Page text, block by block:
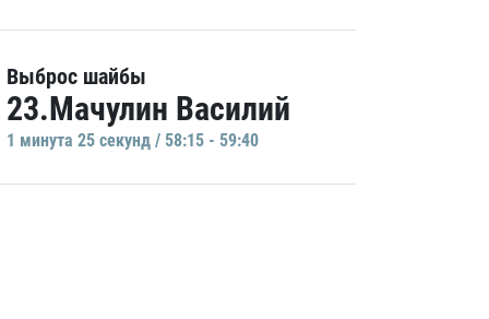
Выброс шайбы
23.Мачулин Василий
1 минутa 25 секунд / 58:15 - 59:40